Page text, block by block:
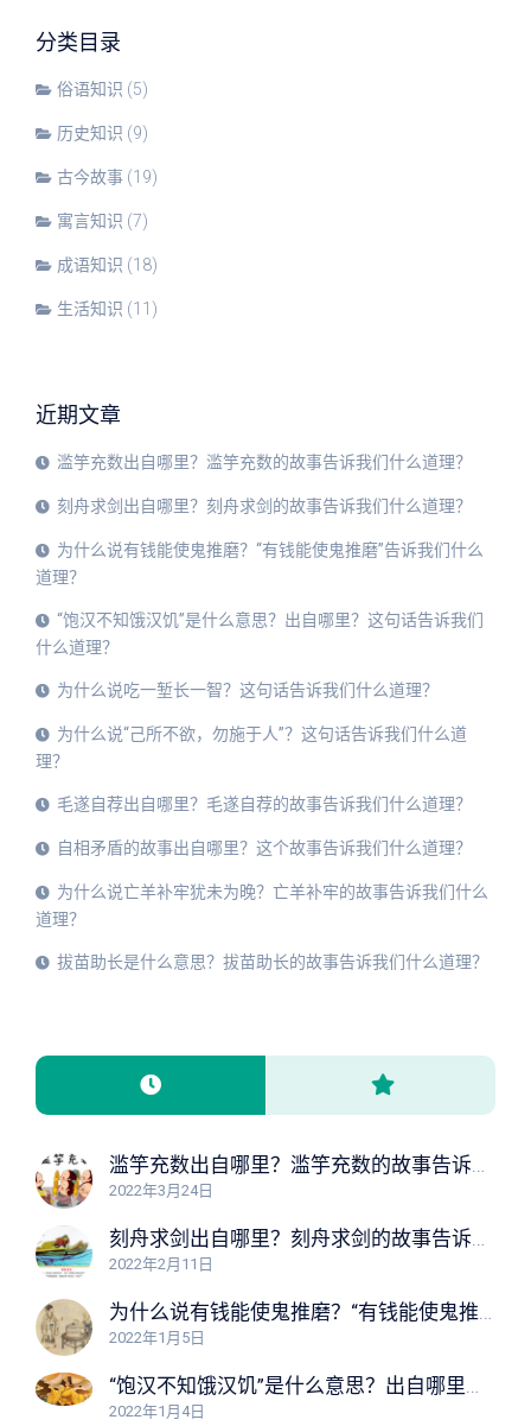
分类目录
俗语知识 (5)
历史知识 (9)
古今故事 (19)
寓言知识 (7)
成语知识 (18)
生活知识 (11)
近期文章
滥竽充数出自哪里？滥竽充数的故事告诉我们什么道理？
刻舟求剑出自哪里？刻舟求剑的故事告诉我们什么道理？
为什么说有钱能使鬼推磨？“有钱能使鬼推磨”告诉我们什么
道理？
“饱汉不知饿汉饥”是什么意思？出自哪里？这句话告诉我们
什么道理？
为什么说吃一堑长一智？这句话告诉我们什么道理？
为什么说“己所不欲，勿施于人”？这句话告诉我们什么道
理？
毛遂自荐出自哪里？毛遂自荐的故事告诉我们什么道理？
自相矛盾的故事出自哪里？这个故事告诉我们什么道理？
为什么说亡羊补牢犹未为晚？亡羊补牢的故事告诉我们什么
道理？
拔苗助长是什么意思？拔苗助长的故事告诉我们什么道理？
滥竽充数出自哪里？滥竽充数的故事告诉我们什么道理？
2022年3月24日
刻舟求剑出自哪里？刻舟求剑的故事告诉我们什么道理？
2022年2月11日
为什么说有钱能使鬼推磨？“有钱能使鬼推磨”告诉我们什么道理？
2022年1月5日
“饱汉不知饿汉饥”是什么意思？出自哪里？这句话告诉我们什么道理？
2022年1月4日